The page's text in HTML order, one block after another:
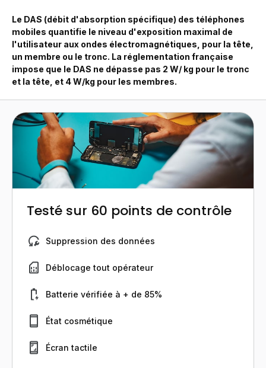
Le DAS (débit d'absorption spécifique) des téléphones
mobiles quantifie le niveau d'exposition maximal de
l'utilisateur aux ondes électromagnétiques, pour la tête,
un membre ou le tronc. La réglementation française
impose que le DAS ne dépasse pas 2 W/ kg pour le tronc
et la tête, et 4 W/kg pour les membres.
Testé sur 60 points de contrôle
Suppression des données
Déblocage tout opérateur
Batterie vérifiée à + de 85%
État cosmétique
Écran tactile